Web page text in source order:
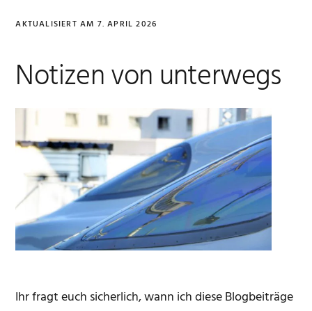
AKTUALISIERT AM 7. APRIL 2026
Notizen von unterwegs
Ihr fragt euch sicherlich, wann ich diese Blogbeiträge